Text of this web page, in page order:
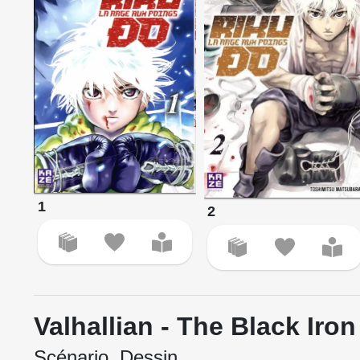
1 2
Valhallian - The Black Iron